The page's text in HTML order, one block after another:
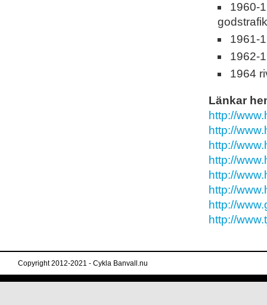
1960-
1961-
1962-
1964
Länkar
http://
http://
http://
http://
http://
http://
http://
http://
Copyright 2012-2021 - Cykla Banvall.nu